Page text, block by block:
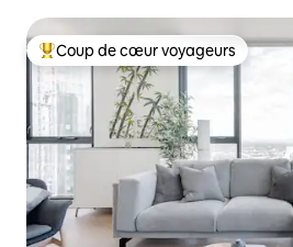
Coups de cœur voyageurs les plus
Coup de cœur voyageurs